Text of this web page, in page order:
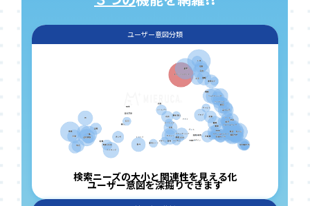
ユーザー意図分類
検索ニーズの大小と関連性を見える化
ユーザー意図を深掘りできます